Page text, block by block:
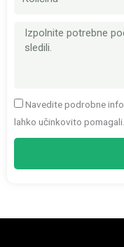
Sporočilo
Navedite podrobne
lahko učinkovito pomagali.